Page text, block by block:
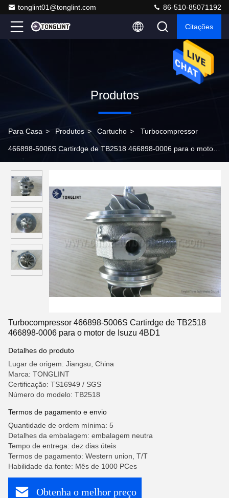
tonglint01@tonglint.com 86-510-85071192
Citações
Produtos
Para Casa > Produtos > Cartucho > Turbocompressor
466898-5006S Cartirdge de TB2518 466898-0006 para o motor
Turbocompressor 466898-5006S Cartirdge de TB2518
466898-0006 para o motor de Isuzu 4BD1
Detalhes do produto
Lugar de origem: Jiangsu, China
Marca: TONGLINT
Certificação: TS16949 / SGS
Número do modelo: TB2518
Termos de pagamento e envio
Quantidade de ordem mínima: 5
Detalhes da embalagem: embalagem neutra
Tempo de entrega: dez dias úteis
Termos de pagamento: Western union, T/T
Habilidade da fonte: Mês de 1000 PCes
Obtenha o melhor preço